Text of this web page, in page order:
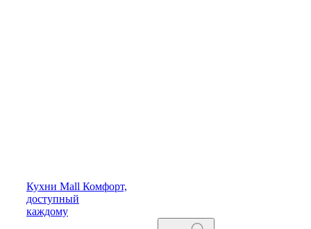
Кухни Mall Комфорт,
доступный
каждому